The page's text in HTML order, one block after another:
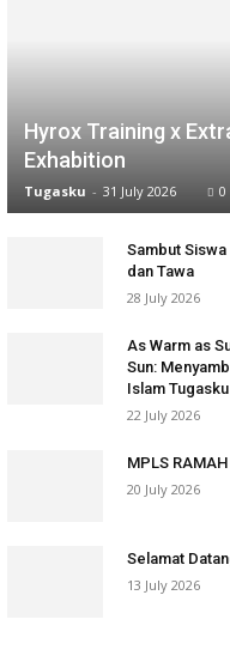
Hyrox Training x
Exhabition
Tugasku - 31 July 2026 0
Sambut
dan Tawa
28 July 2026
As Warm as
Sun:
Islam Tugasku
22 July 2026
MPLS RAMAH
20 July 2026
Selamat
13 July 2026